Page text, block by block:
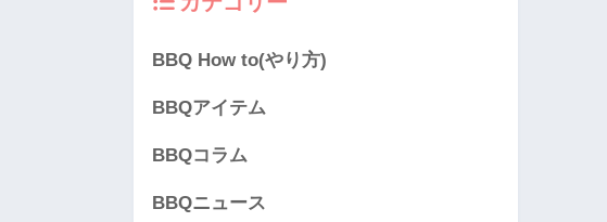
BBQ How to(やり方)
BBQアイテム
BBQコラム
BBQニュース